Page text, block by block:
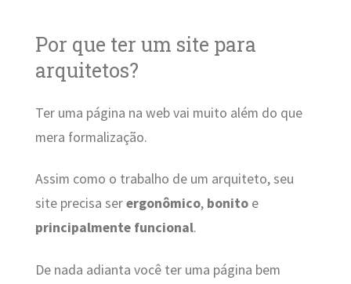
Por que ter um site para
arquitetos?
Ter uma página na web vai muito além do que
mera formalização.
Assim como o trabalho de um arquiteto, seu
site precisa serergonômico, bonito e
principalmente funcional.
De nada adianta você ter uma página bem